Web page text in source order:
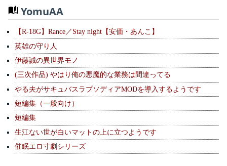
YomuAA
【R-18G】Rance／Stay night【安価・あんこ】
英雄の守り人
伊藤誠の異世界モノ
(三次作品) やはり俺の悪魔的な業務は間違ってる
やる夫がサキュバスラプソディアMODを導入するようです
短編集（一般向け）
短編集
生江ない世が白いマットの上に立つようです
催眠エロ寸劇シリーズ